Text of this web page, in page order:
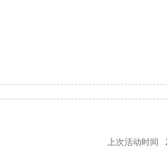
上次活动时间